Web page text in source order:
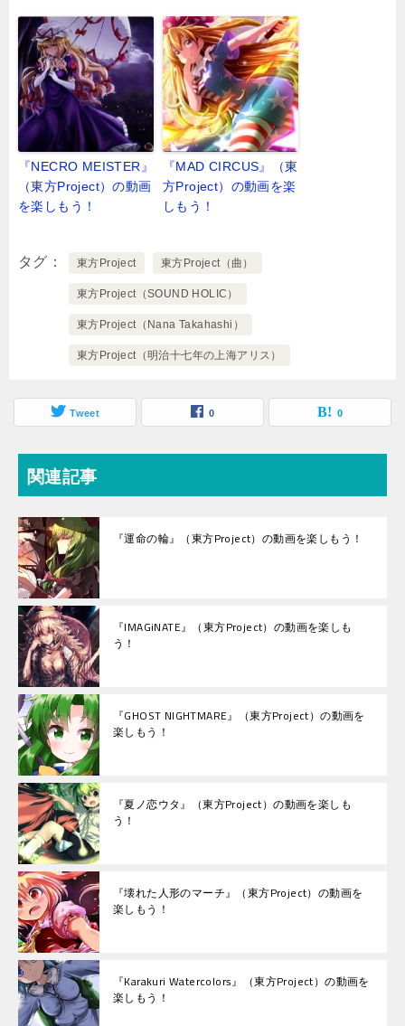
『NECRO MEISTER』
（東方Project）の動画
を楽しもう！
『MAD CIRCUS』（東
方Project）の動画を楽
しもう！
タグ 東方Project 東方Project（曲）
東方Project（SOUND HOLIC）
東方Project（Nana Takahashi）
東方Project（明治十七年の上海アリス）
Tweet 0 0
関連記事
『運命の輪』（東方Project）の動画を楽しもう！
『IMAGiNATE』（東方Project）の動画を楽しも
う！
『GHOST NIGHTMARE』（東方Project）の動画を
楽しもう！
『夏ノ恋ウタ』（東方Project）の動画を楽しも
う！
『壊れた人形のマーチ』（東方Project）の動画を
楽しもう！
『Karakuri Watercolors』（東方Project）の動画を
楽しもう！